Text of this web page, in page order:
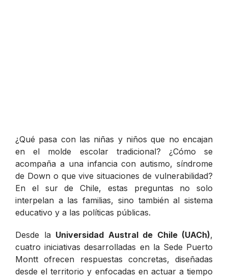
¿Qué pasa con las niñas y niños que no encajan
en el molde escolar tradicional? ¿Cómo se
acompaña a una infancia con autismo, síndrome
de Down o que vive situaciones de vulnerabilidad?
En el sur de Chile, estas preguntas no solo
interpelan a las familias, sino también al sistema
educativo y a las políticas públicas.
Desde la Universidad Austral de Chile (UACh),
cuatro iniciativas desarrolladas en la Sede Puerto
Montt ofrecen respuestas concretas, diseñadas
desde el territorio y enfocadas en actuar a tiempo